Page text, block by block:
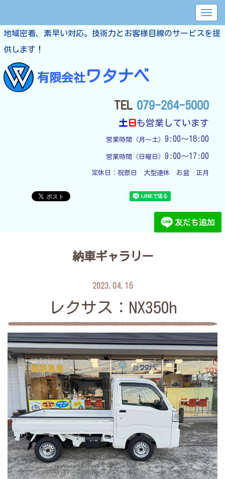
地域密着、素早い対応。技術力とお客様目線のサービスを提
供します！
有限会社ワタナベ
TEL 079-264-5000
土日も営業しています
営業時間（月～土） 9:00～18:00
営業時間（日曜日） 9:00～17:00
定休日： 祝祭日　大型連休　お盆　正月
納車ギャラリー
2023.04.15
レクサス：NX350h